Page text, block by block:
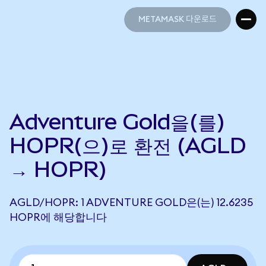
METAMASK 다운로드
Adventure Gold을(를)
HOPR(으)로 환전 (AGLD
→ HOPR)
AGLD/HOPR: 1 ADVENTURE GOLD은(는) 12.6235
HOPR에 해당합니다